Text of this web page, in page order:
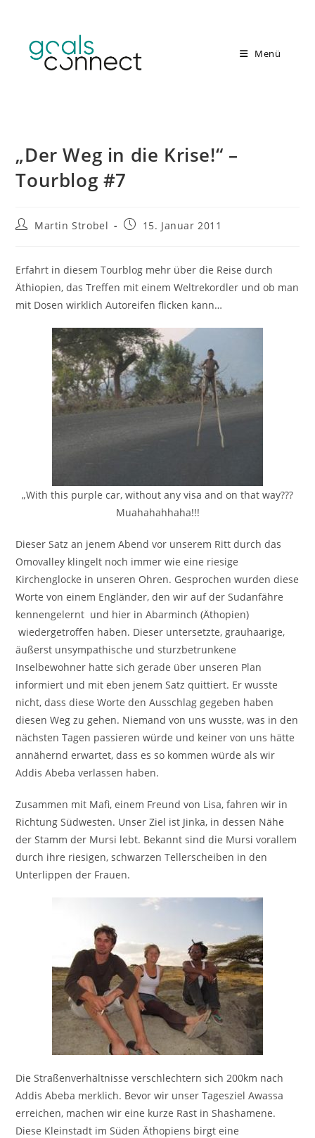
springen
Menü
„Der Weg in die Krise!“ –
Tourblog #7
Beitrags-
Martin Strobel
Beitrag15. Januar 2011
Erfahrt in diesem Tourblog mehr über die Reise durch
Äthiopien, das Treffen mit einem Weltrekordler und ob man
mit Dosen wirklich Autoreifen flicken kann…
„With this purple car, without any visa and on that way???
Muahahahhaha!!!
Dieser Satz an jenem Abend vor unserem Ritt durch das
Omovalley klingelt noch immer wie eine riesige
Kirchenglocke in unseren Ohren. Gesprochen wurden diese
Worte von einem Engländer, den wir auf der Sudanfähre
kennengelernt und hier in Abarminch (Äthopien)
wiedergetroffen haben. Dieser untersetzte, grauhaarige,
äußerst unsympathische und sturzbetrunkene
Inselbewohner hatte sich gerade über unseren Plan
informiert und mit eben jenem Satz quittiert. Er wusste
nicht, dass diese Worte den Ausschlag gegeben haben
diesen Weg zu gehen. Niemand von uns wusste, was in den
nächsten Tagen passieren würde und keiner von uns hätte
annähernd erwartet, dass es so kommen würde als wir
Addis Abeba verlassen haben.
Zusammen mit Mafi, einem Freund von Lisa, fahren wir in
Richtung Südwesten. Unser Ziel ist Jinka, in dessen Nähe
der Stamm der Mursi lebt. Bekannt sind die Mursi vorallem
durch ihre riesigen, schwarzen Tellerscheiben in den
Unterlippen der Frauen.
Die Straßenverhältnisse verschlechtern sich 200km nach
Addis Abeba merklich. Bevor wir unser Tagesziel Awassa
erreichen, machen wir eine kurze Rast in Shashamene.
Diese Kleinstadt im Süden Äthopiens birgt eine